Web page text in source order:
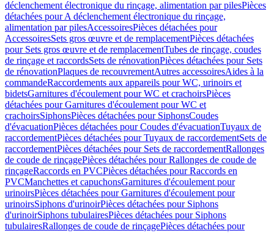
déclenchement électronique du rinçage, alimentation par pilesPièces
détachées pour A déclenchement électronique du rinçage,
alimentation par pilesAccessoiresPièces détachées pour
AccessoiresSets gros œuvre et de remplacementPièces détachées
pour Sets gros œuvre et de remplacementTubes de rinçage, coudes
de rinçage et raccordsSets de rénovationPièces détachées pour Sets
de rénovationPlaques de recouvrementAutres accessoiresAides à la
commandeRaccordements aux appareils pour WC, urinoirs et
bidetsGarnitures d'écoulement pour WC et crachoirsPièces
détachées pour Garnitures d'écoulement pour WC et
crachoirsSiphonsPièces détachées pour SiphonsCoudes
d'évacuationPièces détachées pour Coudes d'évacuationTuyaux de
raccordementPièces détachées pour Tuyaux de raccordementSets de
raccordementPièces détachées pour Sets de raccordementRallonges
de coude de rinçagePièces détachées pour Rallonges de coude de
rinçageRaccords en PVCPièces détachées pour Raccords en
PVCManchettes et capuchonsGarnitures d'écoulement pour
urinoirsPièces détachées pour Garnitures d'écoulement pour
urinoirsSiphons d'urinoirPièces détachées pour Siphons
d'urinoirSiphons tubulairesPièces détachées pour Siphons
tubulairesRallonges de coude de rinçagePièces détachées pour